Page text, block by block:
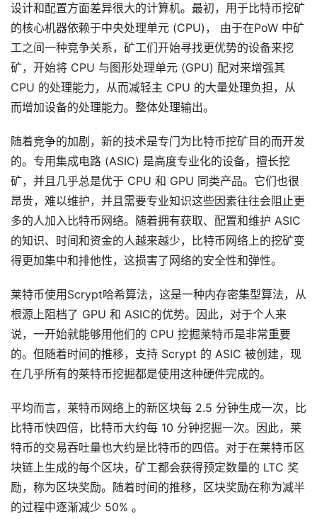
设计和配置方面差异很大的计算机。最初，用于比特币挖矿
的核心机器依赖于中央处理单元 (CPU)， 由于在PoW 中矿
工之间一种竞争关系，矿工们开始寻找更优势的设备来挖
矿，开始将 CPU 与图形处理单元 (GPU) 配对来增强其
CPU 的处理能力，从而减轻主 CPU 的大量处理负担，从
而增加设备的处理能力。整体处理输出。
随着竞争的加剧，新的技术是专门为比特币挖矿目的而开发
的。专用集成电路 (ASIC) 是高度专业化的设备，擅长挖
矿，并且几乎总是优于 CPU 和 GPU 同类产品。它们也很
昂贵，难以维护，并且需要专业知识这些因素往往会阻止更
多的人加入比特币网络。随着拥有获取、配置和维护 ASIC
的知识、时间和资金的人越来越少，比特币网络上的挖矿变
得更加集中和排他性，这损害了网络的安全性和弹性。
莱特币使用Scrypt哈希算法，这是一种内存密集型算法，从
根源上阻档了 GPU 和 ASIC的优势。因此，对于个人来
说，一开始就能够用他们的 CPU 挖掘莱特币是非常重要
的。但随着时间的推移，支持 Scrypt 的 ASIC 被创建，现
在几乎所有的莱特币挖掘都是使用这种硬件完成的。
平均而言，莱特币网络上的新区块每 2.5 分钟生成一次，比
比特币快四倍，比特币大约每 10 分钟挖掘一次。因此，莱
特币的交易吞吐量也大约是比特币的四倍。对于在莱特币区
块链上生成的每个区块，矿工都会获得预定数量的 LTC 奖
励，称为区块奖励。随着时间的推移，区块奖励在称为减半
的过程中逐渐减少 50% 。